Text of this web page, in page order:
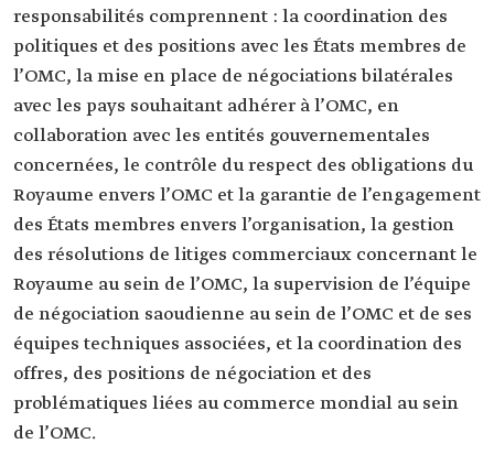
responsabilités comprennent : la coordination des
politiques et des positions avec les États membres de
l’OMC, la mise en place de négociations bilatérales
avec les pays souhaitant adhérer à l’OMC, en
collaboration avec les entités gouvernementales
concernées, le contrôle du respect des obligations du
Royaume envers l’OMC et la garantie de l’engagement
des États membres envers l’organisation, la gestion
des résolutions de litiges commerciaux concernant le
Royaume au sein de l’OMC, la supervision de l’équipe
de négociation saoudienne au sein de l’OMC et de ses
équipes techniques associées, et la coordination des
offres, des positions de négociation et des
problématiques liées au commerce mondial au sein
de l’OMC.